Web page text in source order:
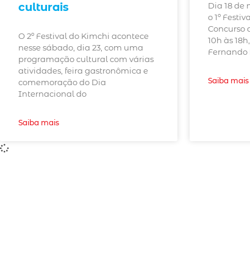
culturais
O 2º Festival do Kimchi acontece
nesse sábado, dia 23, com uma
programação cultural com várias
atividades, feira gastronômica e
comemoração do Dia
Internacional do
Saiba mais
Dia 18 de
o 1º
Concurso
10h às
Fernando
Saiba mais